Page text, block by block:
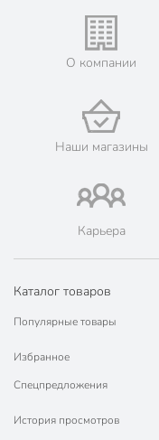
О компании
Наши магазины
Карьера
Каталог товаров
Популярные товары
Избранное
Спецпредложения
История просмотров